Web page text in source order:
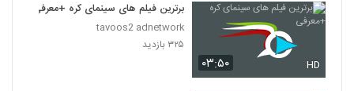
۰۳:۵۰ HD
برترین فیلم های سینمای کره +معرفی
tavoos2 adnetwork
۳۲۵ بازدید